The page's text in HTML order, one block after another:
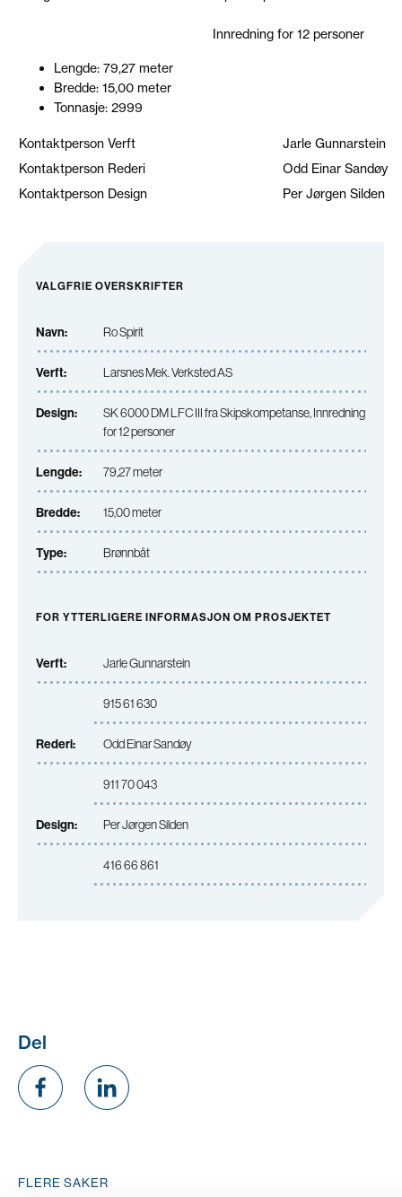
Innredning for 12 personer
Lengde: 79,27 meter
Bredde: 15,00 meter
Tonnasje: 2999
Kontaktperson Verft
Jarle Gunnarstein
Kontaktperson Rederi
Odd Einar Sandøy
Kontaktperson Design
Per Jørgen Silden
VALGFRIE OVERSKRIFTER
Navn: Ro Spirit
Verft: Larsnes Mek. Verksted AS
Design:
SK 6000 DM LFC III fra Skipskompetanse, Innredning
for 12 personer
Lengde: 79,27 meter
Bredde: 15,00 meter
Type: Brønnbåt
FOR YTTERLIGERE INFORMASJON OM PROSJEKTET
Verft: Jarle Gunnarstein
915 61 630
Rederi: Odd Einar Sandøy
911 70 043
Design: Per Jørgen Silden
416 66 861
Del
FLERE SAKER